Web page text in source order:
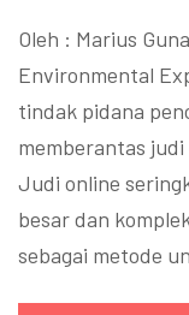
Oleh : Marius
Environmental
tindak pidana
memberantas
Judi online
besar dan
sebagai metode